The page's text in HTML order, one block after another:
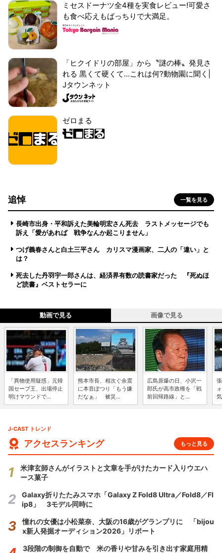
ミセスドーナツ全4種を実食レビュー!可愛さ
も食べ応えもばっちりで大満足。
「ヒクイドリの部屋」から〝謎の棒〟発見さ
れる 黒くて硬くて...これは何?動物園に聞く|
Jタウンネット
ゼロまる
追悼 一覧を見る
長崎市出身・平和訴えた美輪明宏さん死去 ラストメッセージでも
訴え「愛があれば 戦争なんか起こりません」
つげ義春さんと白土三平さん カリスマ漫画家、二人の「違い」と
は？
死去した丹羽宇一郎さんは、経済界有数の読書家だった 『死ぬほ
ど読書』ベストセラーに
動画で見る 画像で見る
「異物使用疑惑」元韓
国セーブ王、出場停止
明けマウンドで...
熊本市長、相次ぐ余震
に本音ぽつり「もう嫌
だなぁ」 被災...
広島原爆の日、小沢一
郎氏が高市政権を「戦
前回帰路線」と...
J-CAST トレンド
アクセスランキング もっと見る
米津玄師さんがイラストと文章を手がけたカード入りウエハ
ース菓子
Galaxy折りたたみスマホ「Galaxy Z Fold8 Ultra／Fold8／Fl
ip8」 3モデル同時に
憧れの女優は小松菜奈、大阪の16歳がグランプリに 「bijou
x新人発掘オーディション2026」リポート
3段階の制御を自動で 米の香りや甘みを引き出す家庭用精